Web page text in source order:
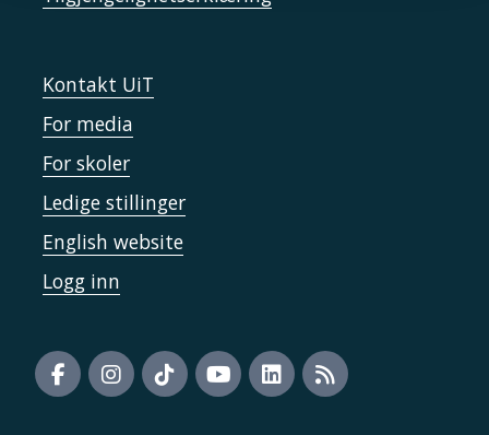
Kontakt UiT
For media
For skoler
Ledige stillinger
English website
Logg inn